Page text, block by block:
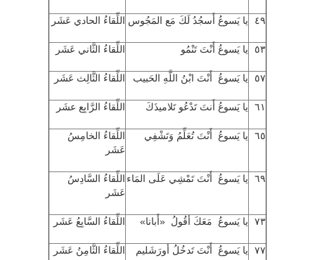
٤٩ يا يَسوعُ أَسجُدُ لَكَ مَع المَجُوس اللِّقاءُ الحادي عَشَر
٥٣ يا يَسوعُ أَنْتَ تَنْمُو اللِّقاءُ الثَّاني عَشَر
٥٧ يا يَسوعُ أَنْتَ ابْنُ اللَّهِ الحَبيب اللِّقاءُ الثَّالِث عَشَر
٦١ يا يَسوعُ أَنتَ تَدْعُو تَلاميذَكَ اللِّقاءُ الرَّابِع عشَر
٦٥ يا يَسوعُ أَنْتَ تُعَلِّمُ وَتَشْفِي
اللِّقاءُ الخامِسُ
عَشَر
٦٩ يا يَسوعُ أَنْتَ تَمْشِي عَلَى المَاء اللِّقاءُ السَّادِسُ
عَشَر
٧٣ يا يَسوعُ مَعَكَ أقُولُ «أَبانا» اللِّقاءُ السَّابِعُ عَشَر
٧٧ يا يَسوعُ أَنْتَ تَدخُلُ أورَشَليم اللِّقاءُ الثَّامِنُ عَشَر